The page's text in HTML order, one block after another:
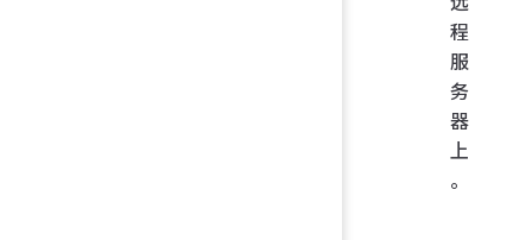
程
服
务
器
上
。